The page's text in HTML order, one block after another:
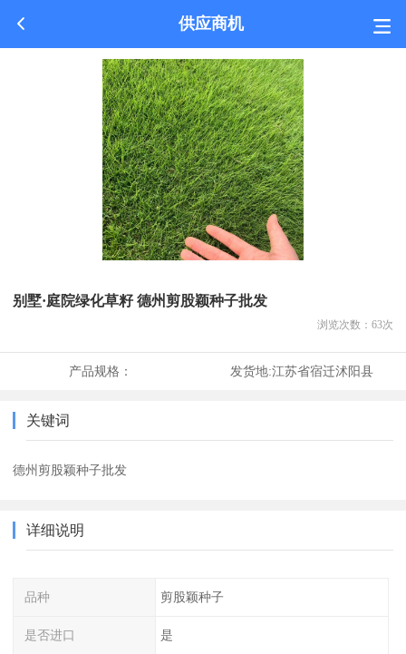
供应商机
别墅·庭院绿化草籽 德州剪股颖种子批发
浏览次数： 63次
产品规格： 发货地:江苏省宿迁沭阳县
关键词
德州剪股颖种子批发
详细说明
品种 剪股颖种子
是否进口 是